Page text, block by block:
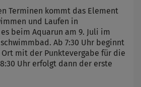
Terminen kommt das Element
und Laufen in
beim Aquarun am 9. Juli im
Ab 7:30 Uhr beginnt
mit der Punktevergabe für die
Uhr erfolgt dann der erste